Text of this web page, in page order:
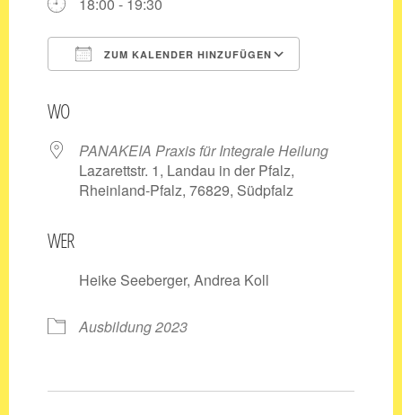
ZUM KALENDER HINZUFÜGEN
WO
PANAKEIA Praxis für Integrale Heilung
Lazarettstr. 1, Landau in der Pfalz,
Rheinland-Pfalz, 76829, Südpfalz
WER
Heike Seeberger, Andrea Koll
Ausbildung 2023